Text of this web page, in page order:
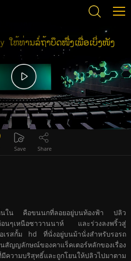
Save Share
ห็นใน คือขนนกที่ลอยอยู่บนท้องฟ้า ปลิว
อ่อนๆเหนือซาวานนาห์ และร่วงลงพริ้วสู่
เรสกั้ม hd ที่นั่งอยู่บนม้านั่งสำหรับรอรถ
ญลักษณ์ของคาแร็คเตอร์หลักของเรื่อง
วามบริสุทธิ์และถูกโยนให้ปลิวไปมาตาม